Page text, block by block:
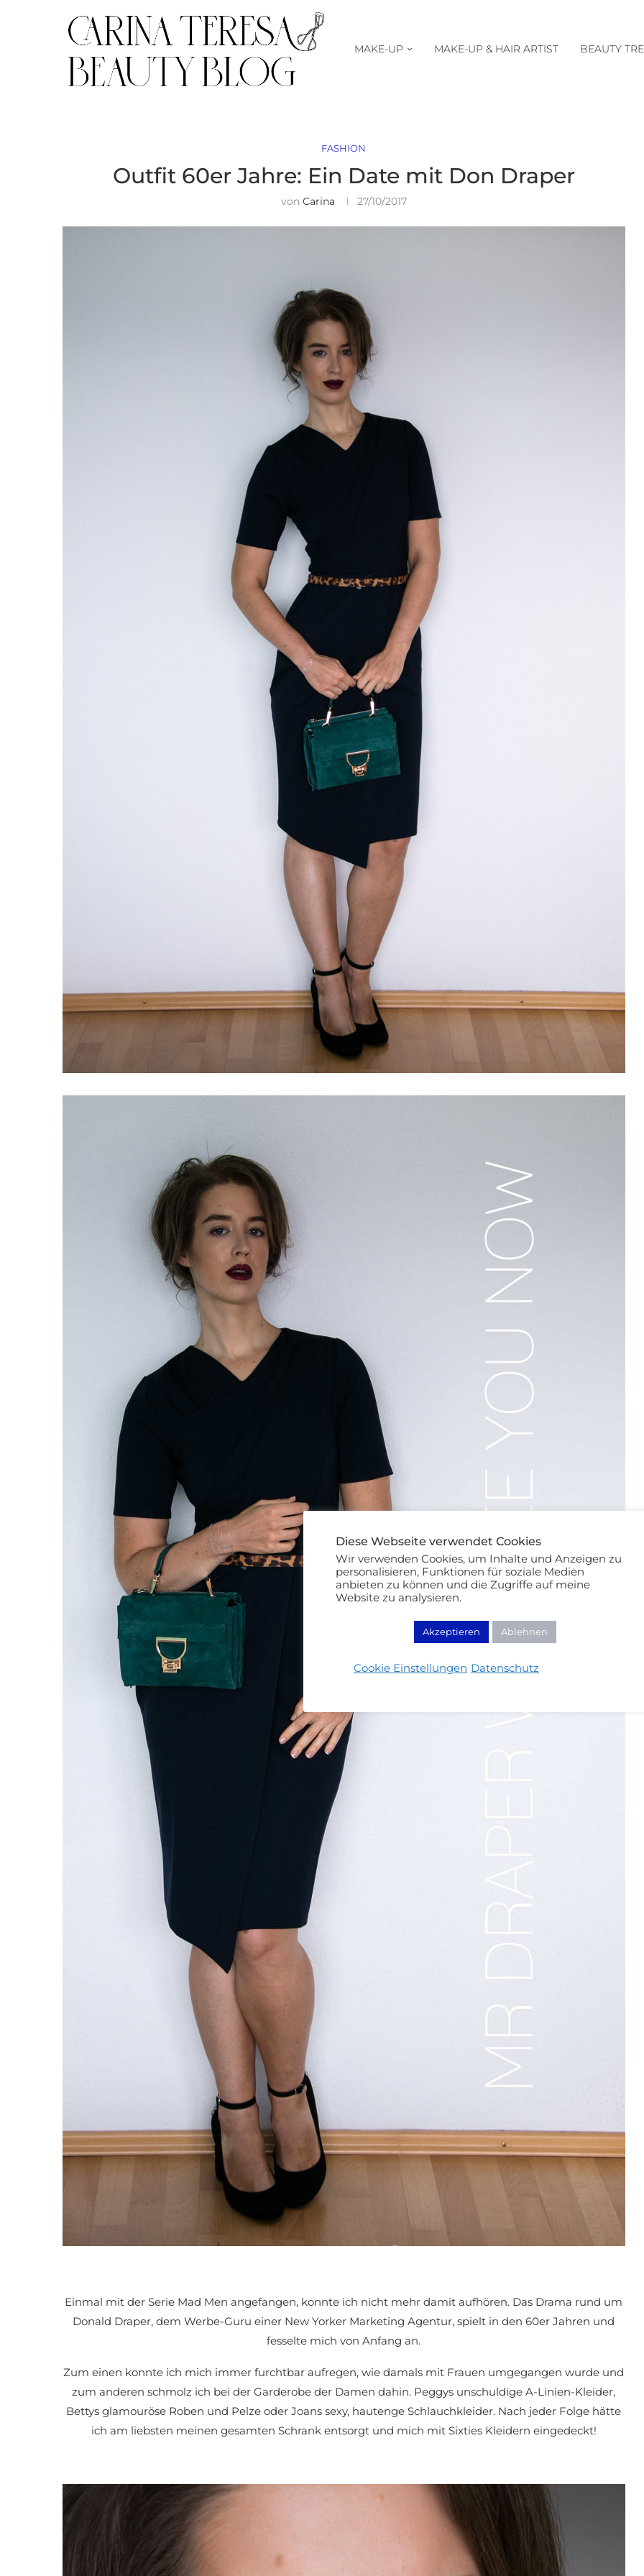
MAKE-UP MAKE-UP & HAIR ARTIST BEAUTY
FASHION
Outfit 60er Jahre: Ein Date mit Don Draper
von Carina 27/10/2017
Einmal mit der Serie Mad Men angefangen, konnte ich nicht mehr damit aufhören. Das Drama rund um
Donald Draper, dem Werbe-Guru einer New Yorker Marketing Agentur, spielt in den 60er Jahren und
fesselte mich von Anfang an.
Zum einen konnte ich mich immer furchtbar aufregen, wie damals mit Frauen umgegangen wurde und
zum anderen schmolz ich bei der Garderobe der Damen dahin. Peggys unschuldige A-Linien-Kleider,
Bettys glamouröse Roben und Pelze oder Joans sexy, hautenge Schlauchkleider. Nach jeder Folge hätte
ich am liebsten meinen gesamten Schrank entsorgt und mich mit Sixties Kleidern eingedeckt!
Diese Webseite verwendet Cookies
Wir verwenden Cookies, um Inhalte und Anzeigen zu
personalisieren, Funktionen für soziale Medien
anbieten zu können und die Zugriffe auf meine
Website zu analysieren.
Akzeptieren Ablehnen
Cookie Einstellungen Datenschutz